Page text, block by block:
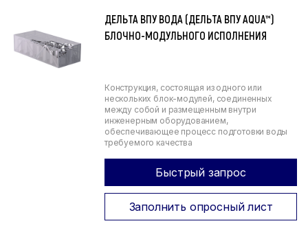
ДЕЛЬТА ВПУ ВОДА (ДЕЛЬТА ВПУ AQUA™)
БЛОЧНО-МОДУЛЬНОГО ИСПОЛНЕНИЯ
Конструкция, состоящая из одного или
нескольких блок-модулей, соединенных
между собой и размещенным внутри
инженерным оборудованием,
обеспечивающее процесс подготовки воды
требуемого качества
Быстрый запрос
Заполнить опросный лист